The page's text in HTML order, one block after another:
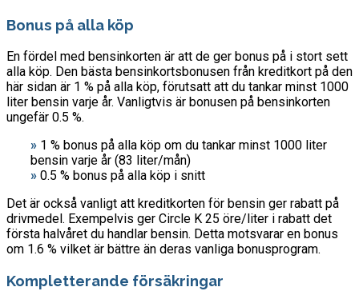
Bonus på alla köp
En fördel med bensinkorten är att de ger bonus på i stort sett
alla köp. Den bästa bensinkortsbonusen från kreditkort på den
här sidan är 1 % på alla köp, förutsatt att du tankar minst 1000
liter bensin varje år. Vanligtvis är bonusen på bensinkorten
ungefär 0.5 %.
» 1 % bonus på alla köp om du tankar minst 1000 liter
bensin varje år (83 liter/mån)
» 0.5 % bonus på alla köp i snitt
Det är också vanligt att kreditkorten för bensin ger rabatt på
drivmedel. Exempelvis ger Circle K 25 öre/liter i rabatt det
första halvåret du handlar bensin. Detta motsvarar en bonus
om 1.6 % vilket är bättre än deras vanliga bonusprogram.
Kompletterande försäkringar